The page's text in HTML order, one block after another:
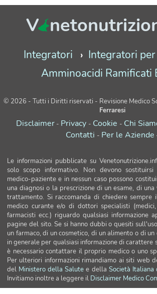
V
Integratori
Integratori
Amminoacidi Ramificati
© 2026 - Tutti i Diritti riservati - Revisione Medico
Ferraresi
Disclaimer- Privacy - Cookie - Chi
Contatti - Per le Aziende
Le informazioni pubblicate su
solo scopo informativo. Non devono
medico-paziente e in nessun caso possono
una diagnosi o la prescrizione di un esame, di
trattamento. Si raccomanda di chiedere
medico curante e/o di dottori specialisti
farmacisti ecc.) riguardo qualsiasi informazione
pagine del sito. Se si hanno dubbi o quesiti
un farmaco, di un cosmetico, di un alimento o di
in generale per qualsiasi informazione di carattere
è necessario contattare il proprio medico o uno
Per ulteriori informazioni rimandiamo ai siti web
del Ministero della Salute e della Società Italiana
Invitiamo inoltre a leggere il Disclaimer Medico